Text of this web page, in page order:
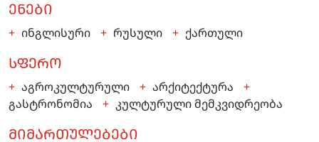
ᲔᲜᲔᲑᲘ
ინგლისური რუსული ქართული
ᲡᲤᲔᲠᲝ
აგროკულტურული
არქიტექტურა
გასტრონომია
კულტურული მემკვიდრეობა
ᲛᲘᲛᲐᲠᲗᲣᲚᲔᲑᲔᲑᲘ